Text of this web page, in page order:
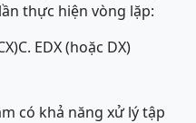
thực hiện vòng lặp:
C. EDX (hoặc DX)
có khả năng xử lý tập